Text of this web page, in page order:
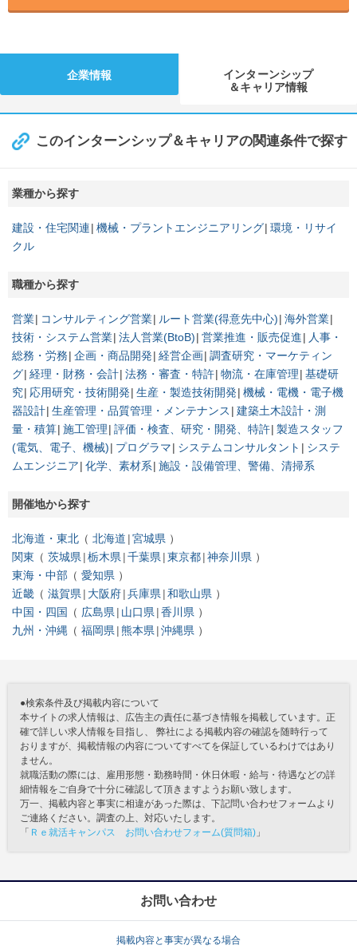
企業情報
インターンシップ
＆キャリア情報
このインターンシップ＆キャリアの関連条件で探す
業種から探す
建設・住宅関連 機械・プラントエンジニアリング 環境・リサイ
クル
職種から探す
営業 コンサルティング営業 ルート営業(得意先中心) 海外営業
技術・システム営業 法人営業(BtoB) 営業推進・販売促進
人事・
総務・労務 企画・商品開発 経営企画 調査研究・マーケティン
グ 経理・財務・会計 法務・審査・特許 物流・在庫管理 基礎研
究 応用研究・技術開発 生産・製造技術開発 機械・電機・電子機
器設計 生産管理・品質管理・メンテナンス
建築土木設計・測
量・積算 施工管理 評価・検査、研究・開発、特許 製造スタッフ
(電気、電子、機械)
プログラマ システムコンサルタント
システ
ムエンジニア 化学、素材系 施設・設備管理、警備、清掃系
開催地から探す
北海道・東北 北海道 宮城県
関東
茨城県 栃木県 千葉県 東京都 神奈川県
東海・中部
愛知県
近畿
滋賀県 大阪府 兵庫県 和歌山県
中国・四国
広島県 山口県 香川県
九州・沖縄
福岡県 熊本県 沖縄県
●検索条件及び掲載内容について
本サイトの求人情報は、広告主の責任に基づき情報を掲載しています。正
確で詳しい求人情報を目指し、 弊社による掲載内容の確認を随時行って
おりますが、掲載情報の内容についてすべてを保証しているわけではあり
ません。
就職活動の際には、雇用形態・勤務時間・休日休暇・給与・待遇などの詳
細情報をご自身で十分に確認して頂きますようお願い致します。
万一、掲載内容と事実に相違があった際は、下記問い合わせフォームより
ご連絡ください。調査の上、対応いたします。
「 Ｒｅ就活キャンパス お問い合わせフォーム(質問箱) 」
お問い合わせ
掲載内容と事実が異なる場合